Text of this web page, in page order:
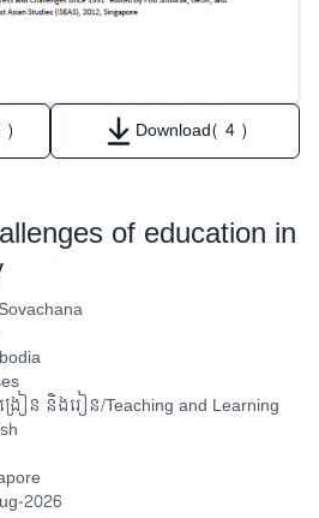
) Download( 4 )
of education in
រៀន និងរៀន/Teaching and Learning
2026